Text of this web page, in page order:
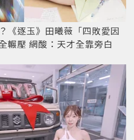
《逐玉》田曦薇「四敗愛因
輾壓 網酸：天才全靠旁白